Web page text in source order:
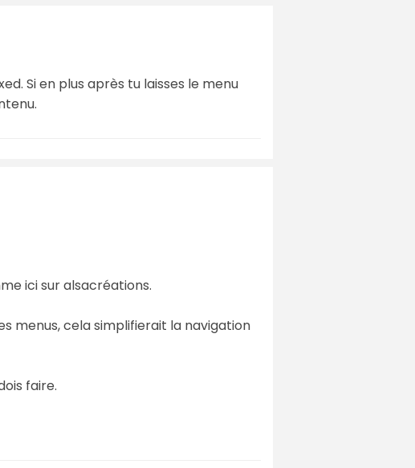
Si en plus après tu laisses le menu
ici sur alsacréations.
menus, cela simplifierait la navigation
faire.